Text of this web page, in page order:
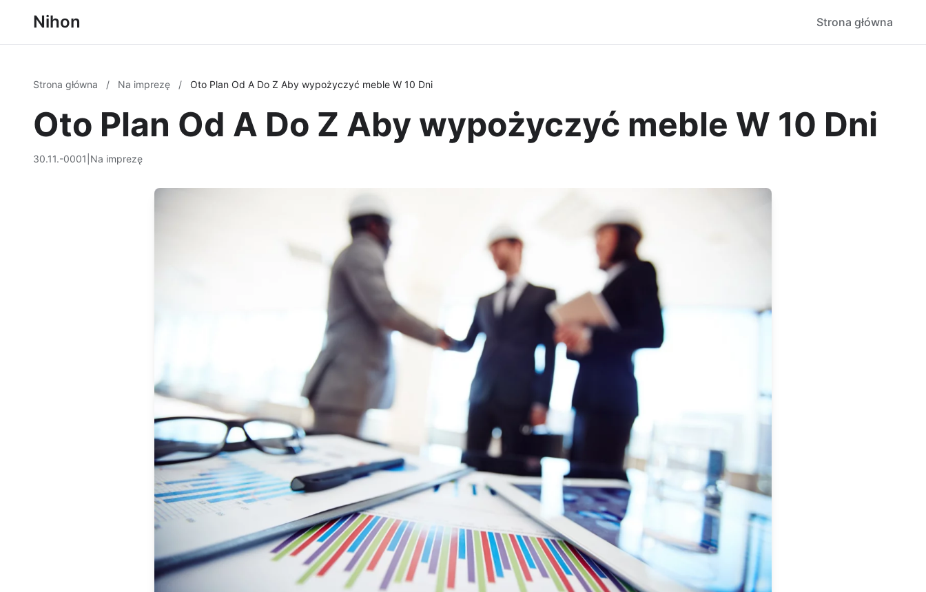
Nihon Strona główna
Strona główna / Na imprezę / Oto Plan Od A Do Z Aby wypożyczyć meble W 10 Dni
Oto Plan Od A Do Z Aby wypożyczyć meble W 10 Dni
30.11.-0001 Na imprezę